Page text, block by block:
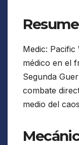
Medic: Pacific
médico en el
Segunda
combate
medio del